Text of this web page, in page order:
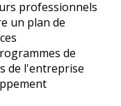
professionnels
un plan de
de
de l'entreprise